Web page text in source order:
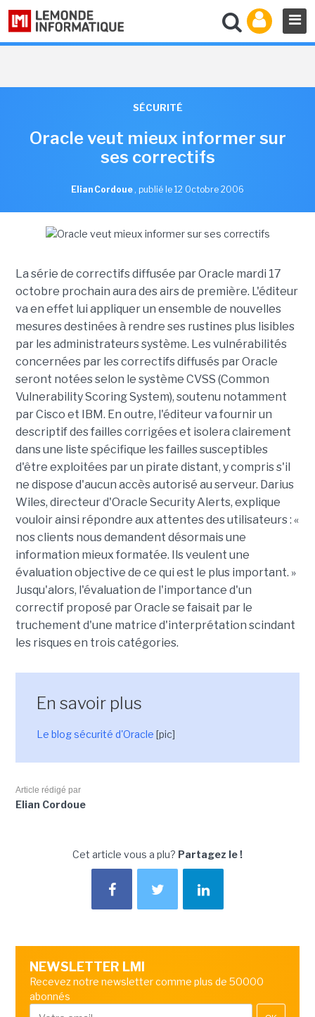
SÉCURITÉ
Oracle veut mieux informer sur
ses correctifs
Elian Cordoue , publié le 12 Octobre 2006
La série de correctifs diffusée par Oracle mardi 17
octobre prochain aura des airs de première. L'éditeur
va en effet lui appliquer un ensemble de nouvelles
mesures destinées à rendre ses rustines plus lisibles
par les administrateurs système. Les vulnérabilités
concernées par les correctifs diffusés par Oracle
seront notées selon le système CVSS (Common
Vulnerability Scoring System), soutenu notamment
par Cisco et IBM. En outre, l'éditeur va fournir un
descriptif des failles corrigées et isolera clairement
dans une liste spécifique les failles susceptibles
d'être exploitées par un pirate distant, y compris s'il
ne dispose d'aucun accès autorisé au serveur. Darius
Wiles, directeur d'Oracle Security Alerts, explique
vouloir ainsi répondre aux attentes des utilisateurs : «
nos clients nous demandent désormais une
information mieux formatée. Ils veulent une
évaluation objective de ce qui est le plus important. »
Jusqu'alors, l'évaluation de l'importance d'un
correctif proposé par Oracle se faisait par le
truchement d'une matrice d'interprétation scindant
les risques en trois catégories.
En savoir plus
Le blog sécurité d'Oracle [pic]
Article rédigé par
Elian Cordoue
Cet article vous a plu? Partagez le !
NEWSLETTER LMI
Recevez notre newsletter comme plus de 50000
abonnés